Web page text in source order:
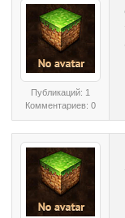
Публикаций: 1
Комментариев: 0